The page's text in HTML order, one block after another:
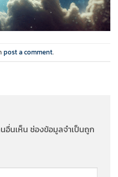
post a comment.
อื่นเห็น ช่องข้อมูลจำเป็นถูก